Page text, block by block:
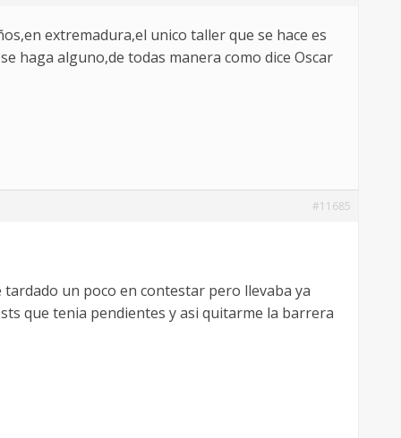
extremadura,el unico taller que se hace es
haga alguno,de todas manera como dice Oscar
#11685
un poco en contestar pero llevaba ya
que tenia pendientes y asi quitarme la barrera